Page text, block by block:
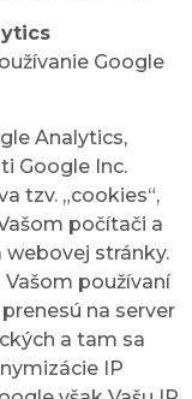
Google
Analytics,
Google Inc.
tzv. „cookies“,
počítači a
webovej stránky.
používaní
na server
a tam sa
IP